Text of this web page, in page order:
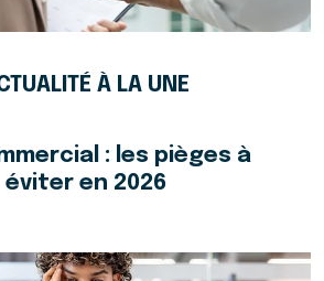
À LA UNE
: les pièges à
éviter en 2026